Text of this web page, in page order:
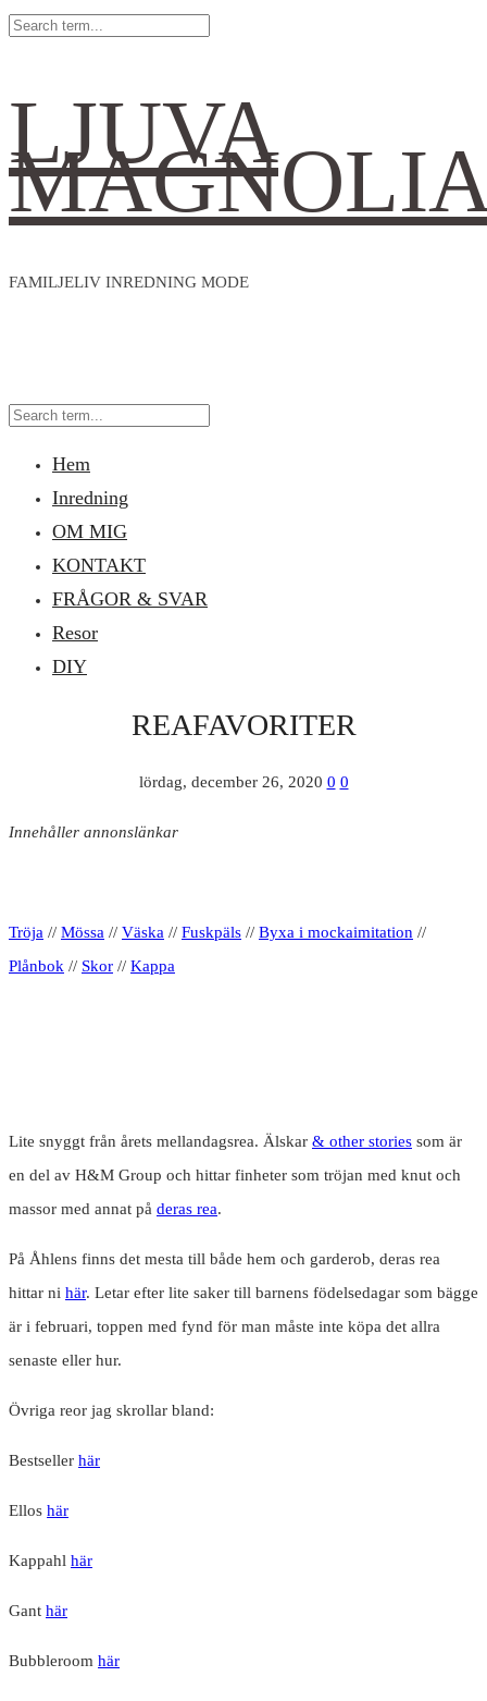
LJUVA
FAMILJELIV INREDNING MODE
Hem
Inredning
OM MIG
KONTAKT
FRÅGOR & SVAR
Resor
DIY
REAFAVORITER
lördag, december 26, 2020 0 0
Innehåller annonslänkar
Tröja // Mössa // Väska // Fuskpäls // Byxa i mockaimitation //
Plånbok // Skor // Kappa
Lite snyggt från årets mellandagsrea. Älskar & other stories som är
en del av H&M Group och hittar finheter som tröjan med knut och
massor med annat på deras rea.
På Åhlens finns det mesta till både hem och garderob, deras rea
hittar ni här. Letar efter lite saker till barnens födelsedagar som bägge
är i februari, toppen med fynd för man måste inte köpa det allra
senaste eller hur.
Övriga reor jag skrollar bland:
Bestseller här
Ellos här
Kappahl här
Gant här
Bubbleroom här